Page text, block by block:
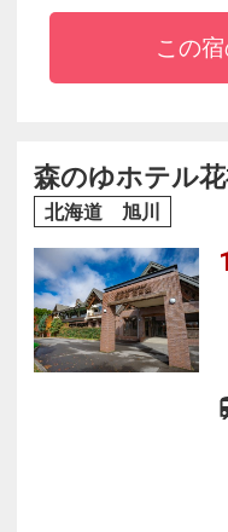
能！
２.四季折々の旬を
４.大自然に囲まれ
５.季節の移り変わ
７.旭川から無料送
この
森のゆホテル
北海道 旭川